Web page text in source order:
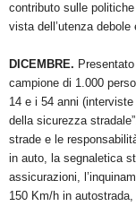
contributo sulle
vista dell’utenza
DICEMBRE.
campione di 1.000
14 e i 54 anni
della sicurezza
strade e le
in auto, la segnaletica
assicurazioni,
150 Km/h in